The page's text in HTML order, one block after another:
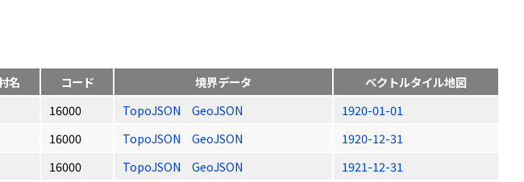
名 コード 境界データ
ベクトルタイル地図
16000 TopoJSON GeoJSON
1920-01-01
16000 TopoJSON GeoJSON
1920-12-31
16000 TopoJSON GeoJSON
1921-12-31